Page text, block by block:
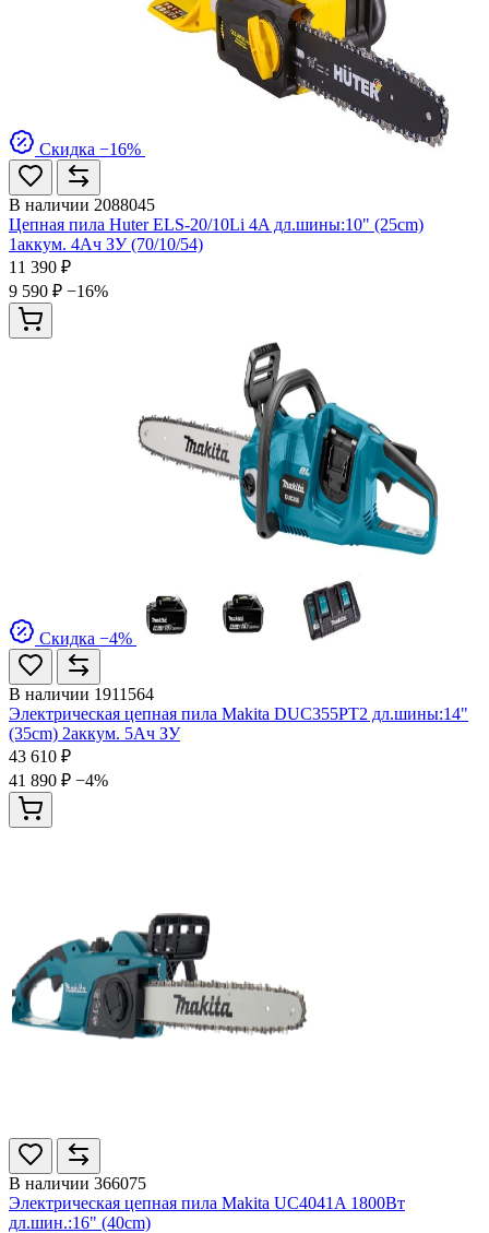
Скидка −16%
В наличии 2088045
Цепная пила Huter ELS-20/10Li 4A дл.шины:10" (25cm)
1аккум. 4Ач ЗУ (70/10/54)
11 390 ₽
9 590 ₽ −16%
Скидка −4%
В наличии 1911564
Электрическая цепная пила Makita DUC355PT2 дл.шины:14"
(35cm) 2аккум. 5Ач ЗУ
43 610 ₽
41 890 ₽ −4%
В наличии 366075
Электрическая цепная пила Makita UC4041A 1800Вт
дл.шин.:16" (40cm)